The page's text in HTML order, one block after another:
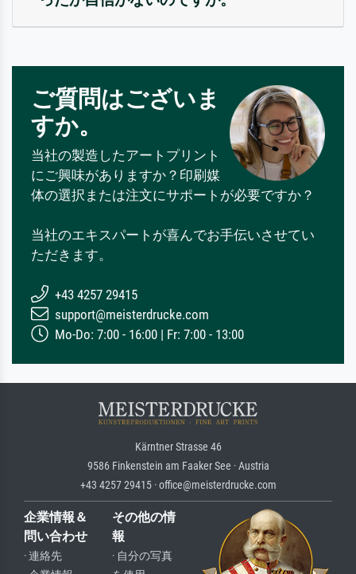
ご質問はございま
すか。
当社の製造したアートプリント
にご興味がありますか？印刷媒
体の選択または注文にサポートが必要ですか？
当社のエキスパートが喜んでお手伝いさせてい
ただきます。
+43 4257 29415
support@meisterdrucke.com
Mo-Do: 7:00 - 16:00 | Fr: 7:00 - 13:00
Kärntner Strasse 46
9586 Finkenstein am Faaker See · Austria
+43 4257 29415 · office@meisterdrucke.com
企業情報＆
問い合わせ
· 連絡先
その他の情
報
· 自分の写真